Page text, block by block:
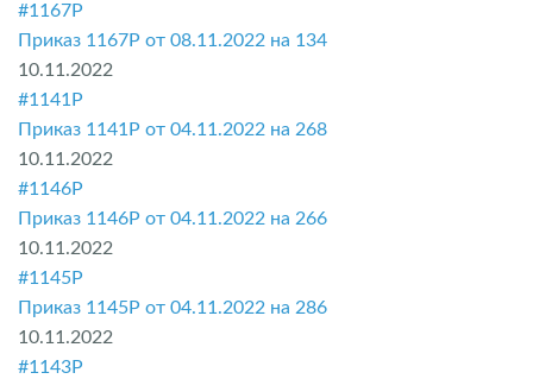
#1167P
Приказ 1167P от 08.11.2022 на 134
10.11.2022
#1141P
Приказ 1141P от 04.11.2022 на 268
10.11.2022
#1146P
Приказ 1146P от 04.11.2022 на 266
10.11.2022
#1145P
Приказ 1145P от 04.11.2022 на 286
10.11.2022
#1143P